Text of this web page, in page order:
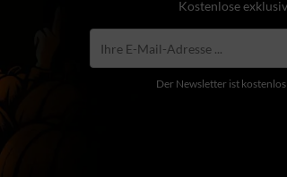
Kostenlose
Der Newsletter ist